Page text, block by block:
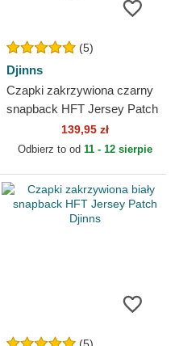
(5)
Djinns
Czapki zakrzywiona czarny
snapback HFT Jersey Patch
139,95 zł
Odbierz to od 11 - 12 sierpie